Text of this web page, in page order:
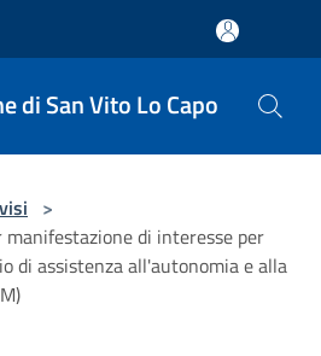
di San Vito Lo Capo
>
di interesse per
di assistenza all'autonomia e alla